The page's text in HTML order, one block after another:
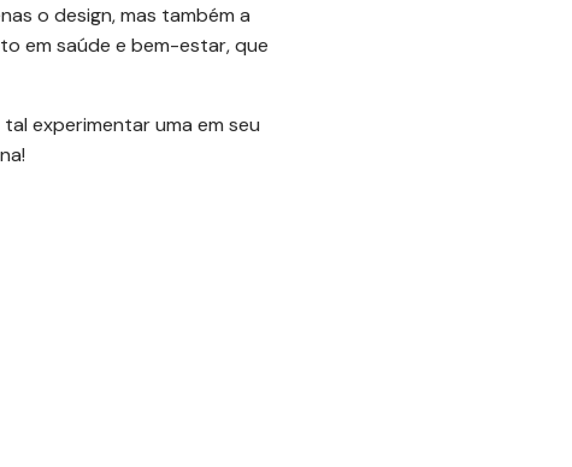
o design, mas também a
em saúde e bem-estar, que
experimentar uma em seu